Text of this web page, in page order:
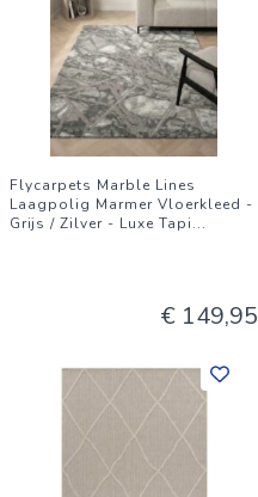
Flycarpets Marble Lines
Laagpolig Marmer Vloerkleed -
Grijs / Zilver - Luxe Tapi...
€ 149,95